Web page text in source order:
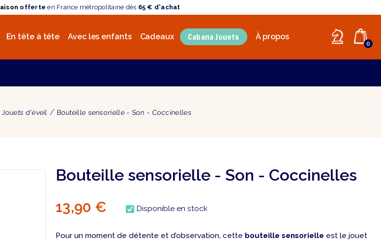
aison offerte en France métropolitaine dès 65 € d'achat
En tête à tête Avec les enfants Cadeaux Cabana Jouets À propos
0
Jouets d'éveil Bouteille sensorielle - Son - Coccinelles
Bouteille sensorielle - Son - Coccinelles
13,90 € Disponible en stock
Pour un moment de détente et d’observation, cette bouteille sensorielle est le jouet